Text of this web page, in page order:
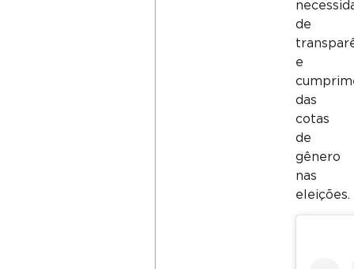
de
e
das
cotas
de
gênero
nas
eleições.